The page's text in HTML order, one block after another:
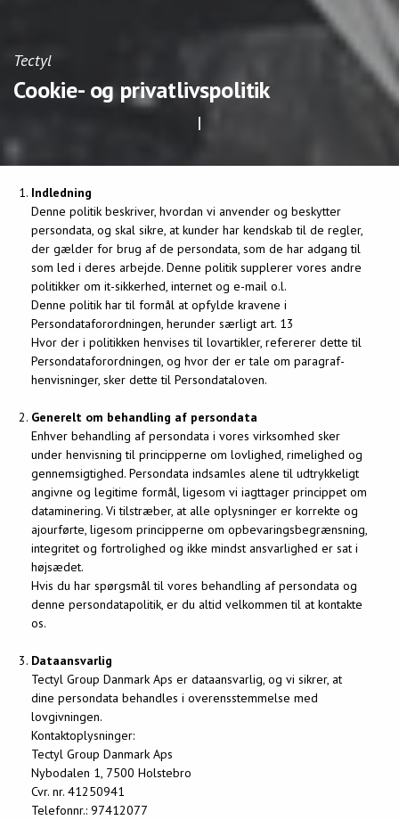
Tectyl
Cookie- og privatlivspolitik
Indledning
Denne politik beskriver, hvordan vi anvender og beskytter
persondata, og skal sikre, at kunder har kendskab til de regler,
der gælder for brug af de persondata, som de har adgang til
som led i deres arbejde. Denne politik supplerer vores andre
politikker om it-sikkerhed, internet og e-mail o.l.
Denne politik har til formål at opfylde kravene i
Persondataforordningen, herunder særligt art. 13
Hvor der i politikken henvises til lovartikler, refererer dette til
Persondataforordningen, og hvor der er tale om paragraf-
henvisninger, sker dette til Persondataloven.
Generelt om behandling af persondata
Enhver behandling af persondata i vores virksomhed sker
under henvisning til principperne om lovlighed, rimelighed og
gennemsigtighed. Persondata indsamles alene til udtrykkeligt
angivne og legitime formål, ligesom vi iagttager princippet om
dataminering. Vi tilstræber, at alle oplysninger er korrekte og
ajourførte, ligesom principperne om opbevaringsbegrænsning,
integritet og fortrolighed og ikke mindst ansvarlighed er sat i
højsædet.
Hvis du har spørgsmål til vores behandling af persondata og
denne persondatapolitik, er du altid velkommen til at kontakte
os.
Dataansvarlig
Tectyl Group Danmark Aps er dataansvarlig, og vi sikrer, at
dine persondata behandles i overensstemmelse med
lovgivningen.
Kontaktoplysninger:
Tectyl Group Danmark Aps
Nybodalen 1, 7500 Holstebro
Cvr. nr. 41250941
Telefonnr.: 97412077